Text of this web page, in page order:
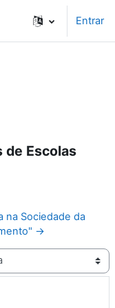
Entrar
de Escolas
na Sociedade da
→